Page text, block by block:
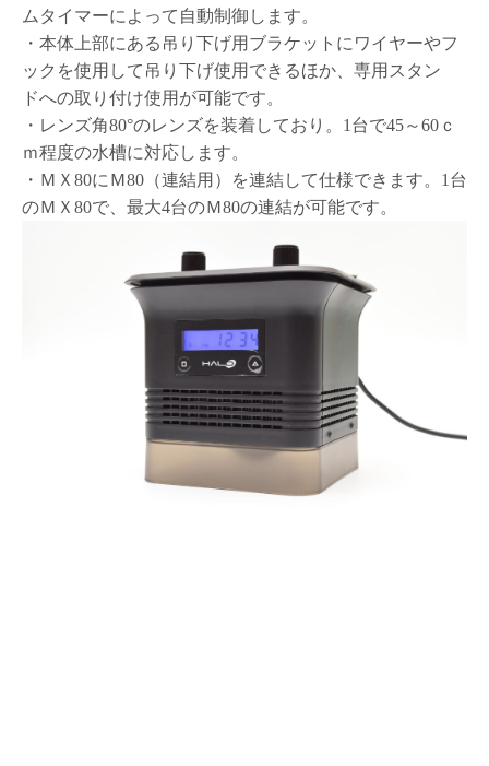
ムタイマーによって自動制御します。
・本体上部にある吊り下げ用ブラケットにワイヤーやフ
ックを使用して吊り下げ使用できるほか、専用スタン
ドへの取り付け使用が可能です。
・レンズ角80°のレンズを装着しており。1台で45～60ｃ
ｍ程度の水槽に対応します。
・ＭＸ80にＭ80（連結用）を連結して仕様できます。1台
のＭＸ80で、最大4台のＭ80の連結が可能です。